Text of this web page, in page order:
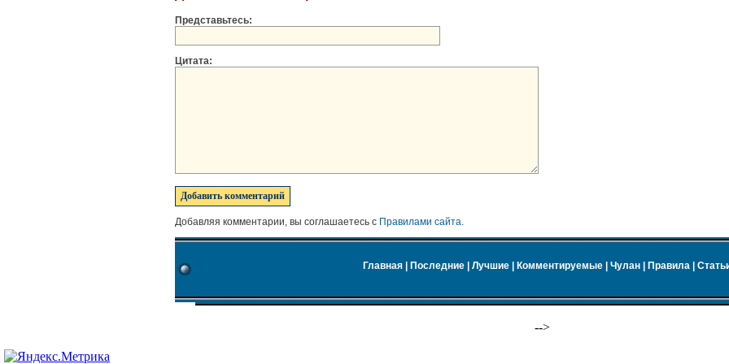
Представьтесь:
Цитата:
Добавляя комментарии, вы соглашаетесь с Правилами сайта.
Главная| Последние| Лучшие| Комментируемые| Чулан| Правила|
-->